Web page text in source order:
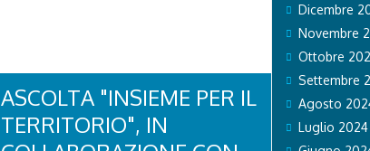
ASCOLTA "INSIEME PER IL
TERRITORIO", IN
Dicembre
Novembre
Ottobre
Settembre
Agosto
Luglio 2024